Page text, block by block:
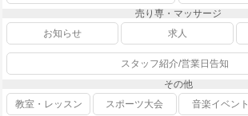
売り専・マッサージ
お知らせ
求人
スタッフ紹介/営業日告知
その他
教室・レッスン
スポーツ大会 音楽イベント